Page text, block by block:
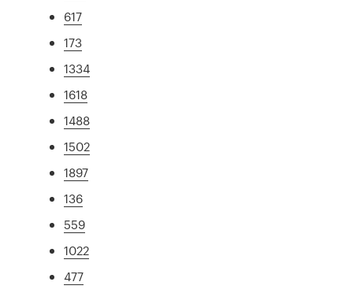
617
173
1334
1618
1488
1502
1897
136
559
1022
477